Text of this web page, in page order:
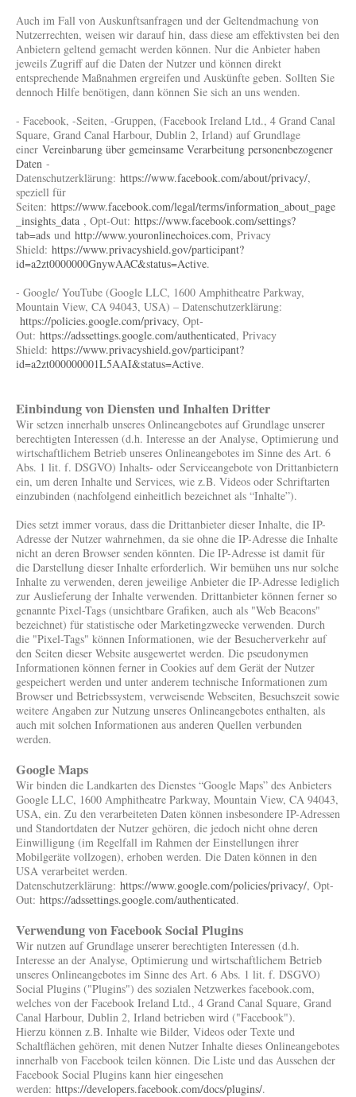
Auch im Fall von Auskunftsanfragen und der Geltendmachung von
Nutzerrechten, weisen wir darauf hin, dass diese am effektivsten bei den
Anbietern geltend gemacht werden können. Nur die Anbieter haben
jeweils Zugriff auf die Daten der Nutzer und können direkt
entsprechende Maßnahmen ergreifen und Auskünfte geben. Sollten Sie
dennoch Hilfe benötigen, dann können Sie sich an uns wenden.
- Facebook, -Seiten, -Gruppen, (Facebook Ireland Ltd., 4 Grand Canal
Square, Grand Canal Harbour, Dublin 2, Irland) auf Grundlage
einer Vereinbarung über gemeinsame Verarbeitung personenbezogener
Daten -
Datenschutzerklärung: https://www.facebook.com/about/privacy/,
speziell für
Seiten: https://www.facebook.com/legal/terms/information_about_page
_insights_data , Opt-Out: https://www.facebook.com/settings?
tab=ads und http://www.youronlinechoices.com, Privacy
Shield: https://www.privacyshield.gov/participant?
id=a2zt0000000GnywAAC&status=Active.
- Google/ YouTube (Google LLC, 1600 Amphitheatre Parkway,
Mountain View, CA 94043, USA) – Datenschutzerklärung:
https://policies.google.com/privacy, Opt-
Out: https://adssettings.google.com/authenticated, Privacy
Shield: https://www.privacyshield.gov/participant?
id=a2zt000000001L5AAI&status=Active.
Einbindung von Diensten und Inhalten Dritter
Wir setzen innerhalb unseres Onlineangebotes auf Grundlage unserer
berechtigten Interessen (d.h. Interesse an der Analyse, Optimierung und
wirtschaftlichem Betrieb unseres Onlineangebotes im Sinne des Art. 6
Abs. 1 lit. f. DSGVO) Inhalts- oder Serviceangebote von Drittanbietern
ein, um deren Inhalte und Services, wie z.B. Videos oder Schriftarten
einzubinden (nachfolgend einheitlich bezeichnet als “Inhalte”).
Dies setzt immer voraus, dass die Drittanbieter dieser Inhalte, die IP-
Adresse der Nutzer wahrnehmen, da sie ohne die IP-Adresse die Inhalte
nicht an deren Browser senden könnten. Die IP-Adresse ist damit für
die Darstellung dieser Inhalte erforderlich. Wir bemühen uns nur solche
Inhalte zu verwenden, deren jeweilige Anbieter die IP-Adresse lediglich
zur Auslieferung der Inhalte verwenden. Drittanbieter können ferner so
genannte Pixel-Tags (unsichtbare Grafiken, auch als "Web Beacons"
bezeichnet) für statistische oder Marketingzwecke verwenden. Durch
die "Pixel-Tags" können Informationen, wie der Besucherverkehr auf
den Seiten dieser Website ausgewertet werden. Die pseudonymen
Informationen können ferner in Cookies auf dem Gerät der Nutzer
gespeichert werden und unter anderem technische Informationen zum
Browser und Betriebssystem, verweisende Webseiten, Besuchszeit sowie
weitere Angaben zur Nutzung unseres Onlineangebotes enthalten, als
auch mit solchen Informationen aus anderen Quellen verbunden
werden.
Google Maps
Wir binden die Landkarten des Dienstes “Google Maps” des Anbieters
Google LLC, 1600 Amphitheatre Parkway, Mountain View, CA 94043,
USA, ein. Zu den verarbeiteten Daten können insbesondere IP-Adressen
und Standortdaten der Nutzer gehören, die jedoch nicht ohne deren
Einwilligung (im Regelfall im Rahmen der Einstellungen ihrer
Mobilgeräte vollzogen), erhoben werden. Die Daten können in den
USA verarbeitet werden.
Datenschutzerklärung: https://www.google.com/policies/privacy/, Opt-
Out: https://adssettings.google.com/authenticated.
Verwendung von Facebook Social Plugins
Wir nutzen auf Grundlage unserer berechtigten Interessen (d.h.
Interesse an der Analyse, Optimierung und wirtschaftlichem Betrieb
unseres Onlineangebotes im Sinne des Art. 6 Abs. 1 lit. f. DSGVO)
Social Plugins ("Plugins") des sozialen Netzwerkes facebook.com,
welches von der Facebook Ireland Ltd., 4 Grand Canal Square, Grand
Canal Harbour, Dublin 2, Irland betrieben wird ("Facebook").
Hierzu können z.B. Inhalte wie Bilder, Videos oder Texte und
Schaltflächen gehören, mit denen Nutzer Inhalte dieses Onlineangebotes
innerhalb von Facebook teilen können. Die Liste und das Aussehen der
Facebook Social Plugins kann hier eingesehen
werden: https://developers.facebook.com/docs/plugins/.